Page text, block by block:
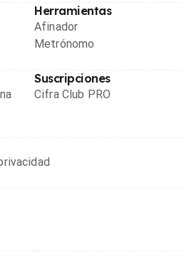
Herramientas
Afinador
Metrónomo
Suscripciones
Cifra Club PRO